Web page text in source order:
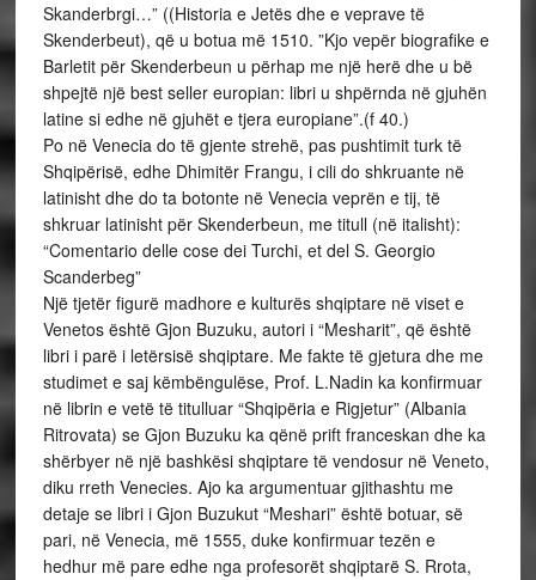
Skanderbrgi…” ((Historia e Jetës dhe e veprave të
Skenderbeut), që u botua më 1510. ”Kjo vepër biografike e
Barletit për Skenderbeun u përhap me një herë dhe u bë
shpejtë një best seller europian: libri u shpërnda në gjuhën
latine si edhe në gjuhët e tjera europiane”.(f 40.)
Po në Venecia do të gjente strehë, pas pushtimit turk të
Shqipërisë, edhe Dhimitër Frangu, i cili do shkruante në
latinisht dhe do ta botonte në Venecia veprën e tij, të
shkruar latinisht për Skenderbeun, me titull (në italisht):
“Comentario delle cose dei Turchi, et del S. Georgio
Scanderbeg”
Një tjetër figurë madhore e kulturës shqiptare në viset e
Venetos është Gjon Buzuku, autori i “Mesharit”, që është
libri i parë i letërsisë shqiptare. Me fakte të gjetura dhe me
studimet e saj këmbëngulëse, Prof. L.Nadin ka konfirmuar
në librin e vetë të titulluar “Shqipëria e Rigjetur” (Albania
Ritrovata) se Gjon Buzuku ka qënë prift franceskan dhe ka
shërbyer në një bashkësi shqiptare të vendosur në Veneto,
diku rreth Venecies. Ajo ka argumentuar gjithashtu me
detaje se libri i Gjon Buzukut “Meshari” është botuar, së
pari, në Venecia, më 1555, duke konfirmuar tezën e
hedhur më pare edhe nga profesorët shqiptarë S. Rrota,